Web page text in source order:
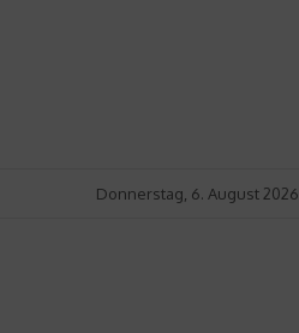
Donnerstag, 6. August 2026